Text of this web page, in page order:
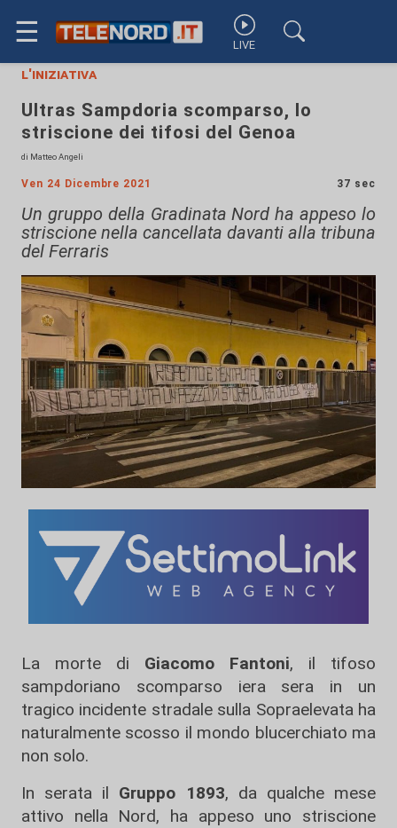
☰ LIVE
l'iniziativa
Ultras Sampdoria scomparso, lo
striscione dei tifosi del Genoa
di Matteo Angeli
Ven 24 Dicembre 2021 37 sec
Un gruppo della Gradinata Nord ha appeso lo
striscione nella cancellata davanti alla tribuna
del Ferraris
La morte di Giacomo Fantoni, il tifoso
sampdoriano scomparso iera sera in un
tragico incidente stradale sulla Sopraelevata ha
naturalmente scosso il mondo blucerchiato ma
non solo.
In serata il Gruppo 1893, da qualche mese
attivo nella Nord, ha appeso uno striscione